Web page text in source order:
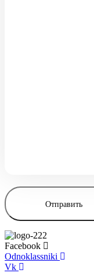
Facebook
Odnoklassniki
Vk